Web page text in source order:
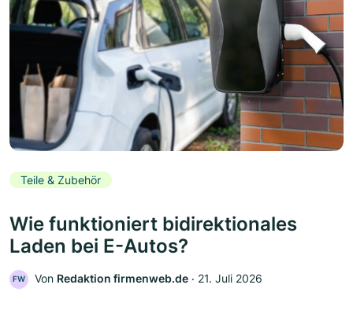
Teile & Zubehör
Wie funktioniert bidirektionales
Laden bei E-Autos?
FW Von Redaktion firmenweb.de ‧ 21. Juli 2026